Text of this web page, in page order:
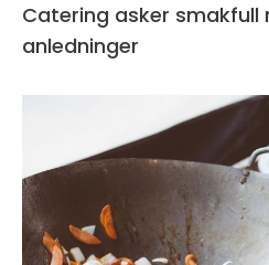
Catering asker smakfull mat til små og store
anledninger